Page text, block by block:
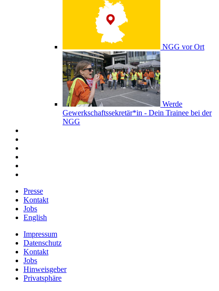
NGG vor Ort
Werde
Gewerkschaftssekretär*in - Dein Trainee bei der
NGG
Presse
Kontakt
Jobs
English
Impressum
Datenschutz
Kontakt
Jobs
Hinweisgeber
Privatsphäre